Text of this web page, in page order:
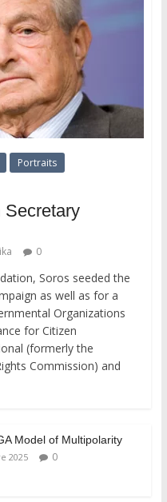
Portraits
Secretary
0
Soros seeded the
as well as for a
Organizations
for Citizen
(formerly the
Commission) and
Model of Multipolarity
2025 0